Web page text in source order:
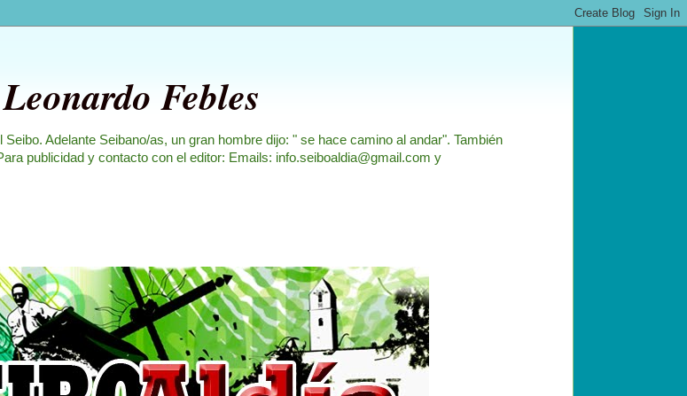
Febles
Adelante Seibano/as, un gran hombre dijo: " se hace camino al andar". También
publicidad y contacto con el editor: Emails: info.seiboaldia@gmail.com y